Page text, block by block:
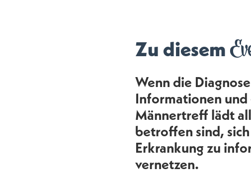
Zu diesem
Wenn die
Informationen
Männertreff lädt
betroffen sind,
Erkrankung zu
vernetzen.